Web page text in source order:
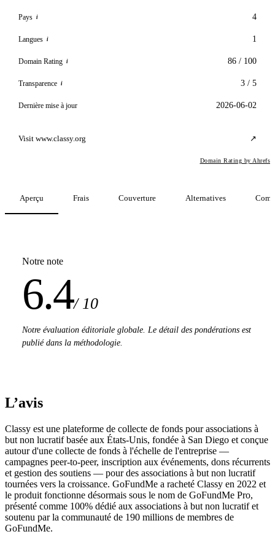
Pays i 4
Langues i 1
Domain Rating i 86 / 100
Transparence i 3 / 5
Dernière mise à jour 2026-06-02
Visit www.classy.org ↗
Domain Rating by Ahrefs
Aperçu Frais Couverture Alternatives
Notre note
6.4/ 10
Notre évaluation éditoriale globale. Le détail des pondérations est
publié dans la méthodologie.
L’avis
Classy est une plateforme de collecte de fonds pour associations à
but non lucratif basée aux États-Unis, fondée à San Diego et conçue
autour d'une collecte de fonds à l'échelle de l'entreprise —
campagnes peer-to-peer, inscription aux événements, dons récurrents
et gestion des soutiens — pour des associations à but non lucratif
tournées vers la croissance. GoFundMe a racheté Classy en 2022 et
le produit fonctionne désormais sous le nom de GoFundMe Pro,
présenté comme 100% dédié aux associations à but non lucratif et
soutenu par la communauté de 190 millions de membres de
GoFundMe.